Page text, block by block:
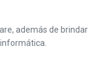
además de brindar